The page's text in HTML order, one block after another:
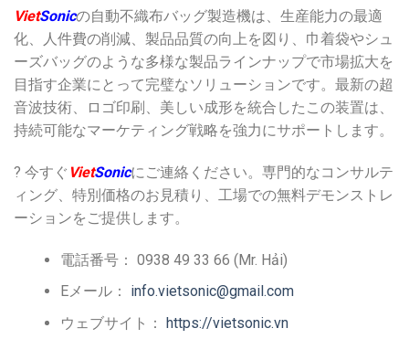
VietSonicの自動不織布バッグ製造機は、生産能力の最適
化、人件費の削減、製品品質の向上を図り、巾着袋やシュ
ーズバッグのような多様な製品ラインナップで市場拡大を
目指す企業にとって完璧なソリューションです。最新の超
音波技術、ロゴ印刷、美しい成形を統合したこの装置は、
持続可能なマーケティング戦略を強力にサポートします。
? 今すぐ VietSonicにご連絡ください。専門的なコンサルテ
ィング、特別価格のお見積り、工場での無料デモンストレ
ーションをご提供します。
電話番号： 0938 49 33 66 (Mr. Hải)
Eメール： info.vietsonic@gmail.com
ウェブサイト： https://vietsonic.vn